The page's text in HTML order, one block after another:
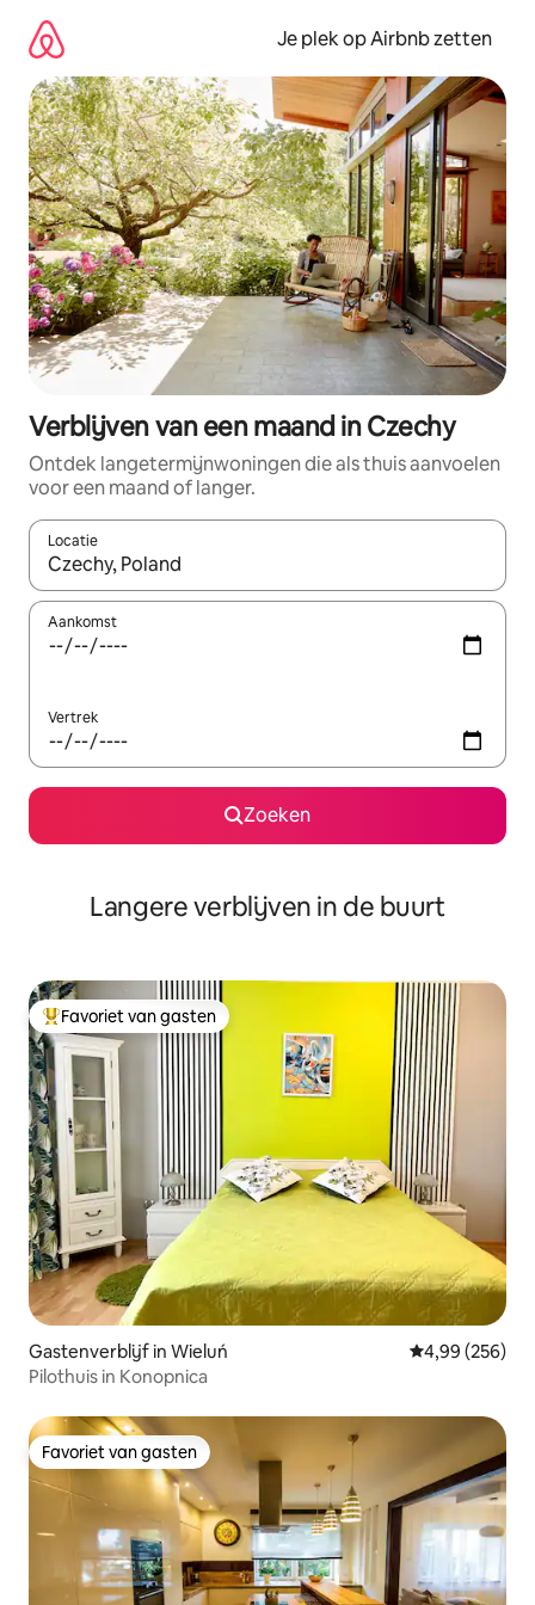
direct
naar
inhoud
Je plek op Airbnb zetten
Verblijven van een maand in Czechy
Ontdek langetermijnwoningen die als thuis aanvoelen
voor een maand of langer.
Locatie
Wanneer er resultaten beschikbaar zijn, maak je een keuze
Aankomst
Vertrek
Zoeken
Langere verblijven in de buurt
Topfavoriet van gasten
Favoriet van gasten
Gastenverblijf in Wieluń Gemiddelde
4,99 (256)
Pilothuis in Konopnica
Favoriet van gasten
Favoriet van gasten